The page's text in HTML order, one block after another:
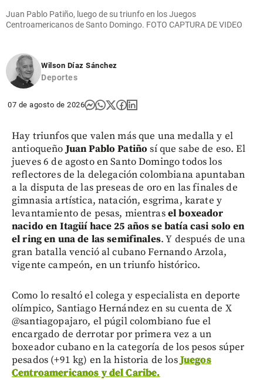
Juan Pablo Patiño, luego de su triunfo en los Juegos
Centroamericanos de Santo Domingo. FOTO CAPTURA DE VIDEO
Wilson Díaz Sánchez
Deportes
07 de agosto de 2026
Hay triunfos que valen más que una medalla y el
antioqueñoJuan Pablo Patiño sí que sabe de eso. El
jueves 6 de agosto en Santo Domingo todos los
reflectores de la delegación colombiana apuntaban
a la disputa de las preseas de oro en las finales de
gimnasia artística, natación, esgrima, karate y
levantamiento de pesas, mientrasel boxeador
nacido en Itagüí hace 25 años se batía casi solo en
el ring en una de las semifinales. Y después de una
gran batalla venció al cubano Fernando Arzola,
vigente campeón, en un triunfo histórico.
Como lo resaltó el colega y especialista en deporte
olímpico, Santiago Hernández en su cuenta de X
@santiagopajaro, el púgil colombiano fue el
encargado de derrotar por primera vez a un
boxeador cubano en la categoría de los pesos súper
pesados (+91 kg) en la historia de losJuegos
Centroamericanos y del Caribe.